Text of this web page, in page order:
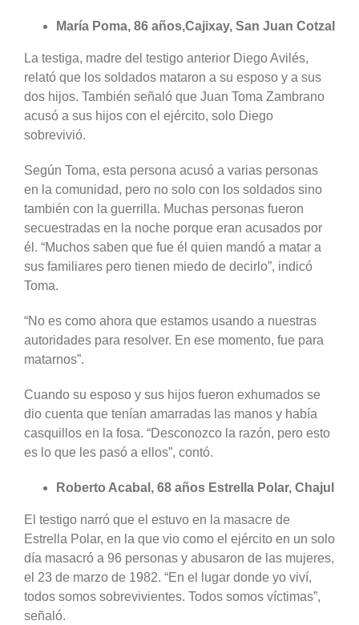
María Poma, 86 años,Cajixay, San Juan Cotzal
La testiga, madre del testigo anterior Diego Avilés,
relató que los soldados mataron a su esposo y a sus
dos hijos. También señaló que Juan Toma Zambrano
acusó a sus hijos con el ejército, solo Diego
sobrevivió.
Según Toma, esta persona acusó a varias personas
en la comunidad, pero no solo con los soldados sino
también con la guerrilla. Muchas personas fueron
secuestradas en la noche porque eran acusados por
él. “Muchos saben que fue él quien mandó a matar a
sus familiares pero tienen miedo de decirlo”, indicó
Toma.
“No es como ahora que estamos usando a nuestras
autoridades para resolver. En ese momento, fue para
matarnos”.
Cuando su esposo y sus hijos fueron exhumados se
dio cuenta que tenían amarradas las manos y había
casquillos en la fosa. “Desconozco la razón, pero esto
es lo que les pasó a ellos”, contó.
Roberto Acabal, 68 años Estrella Polar, Chajul
El testigo narró que el estuvo en la masacre de
Estrella Polar, en la que vio como el ejército en un solo
día masacró a 96 personas y abusaron de las mujeres,
el 23 de marzo de 1982. “En el lugar donde yo viví,
todos somos sobrevivientes. Todos somos víctimas”,
señaló.